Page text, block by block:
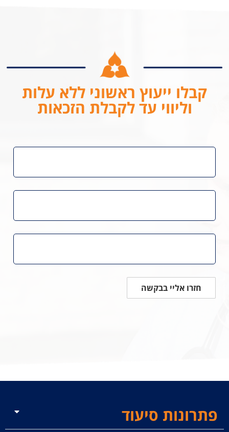
קבלו ייעוץ ראשוני ללא עלות
וליווי עד לקבלת הזכאות
חזרו אליי בבקשה
פתרונות סיעוד